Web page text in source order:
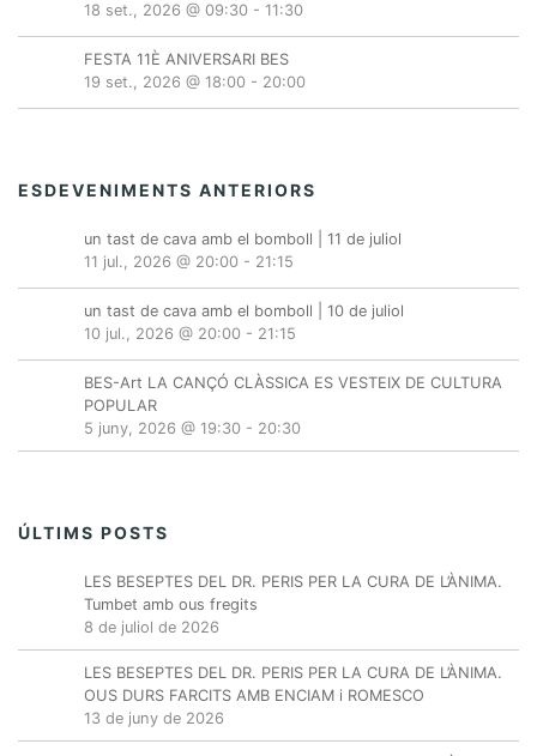
18 set., 2026 @ 09:30 - 11:30
FESTA 11È ANIVERSARI BES
19 set., 2026 @ 18:00 - 20:00
ESDEVENIMENTS ANTERIORS
un tast de cava amb el bomboll | 11 de juliol
11 jul., 2026 @ 20:00 - 21:15
un tast de cava amb el bomboll | 10 de juliol
10 jul., 2026 @ 20:00 - 21:15
BES-Art LA CANÇÓ CLÀSSICA ES VESTEIX DE CULTURA
POPULAR
5 juny, 2026 @ 19:30 - 20:30
ÚLTIMS POSTS
LES BESEPTES DEL DR. PERIS PER LA CURA DE L’ÀNIMA.
Tumbet amb ous fregits
8 de juliol de 2026
LES BESEPTES DEL DR. PERIS PER LA CURA DE L’ÀNIMA.
OUS DURS FARCITS AMB ENCIAM i ROMESCO
13 de juny de 2026